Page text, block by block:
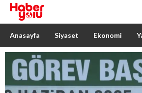
Anasayfa Siyaset Ekonomi